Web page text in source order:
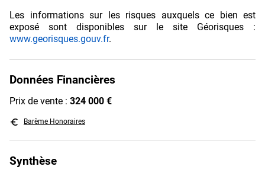
Les informations sur les risques auxquels ce bien est
exposé sont disponibles sur le site Géorisques :
www.georisques.gouv.fr.
Données Financières
Prix de vente : 324 000 €
euro_symbol Barème Honoraires
Synthèse